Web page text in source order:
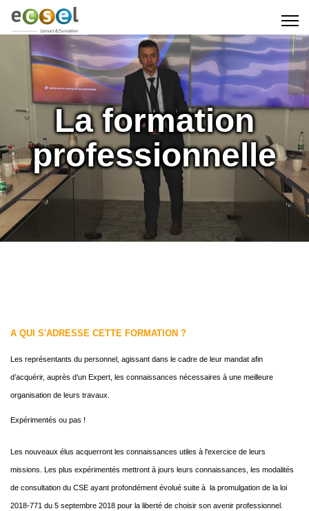
La formation
professionnelle
A QUI S'ADRESSE CETTE FORMATION ?
Les représentants du personnel, agissant dans le cadre de leur mandat afin
d’acquérir, auprès d’un Expert, les connaissances nécessaires à une meilleure
organisation de leurs travaux.
Expérimentés ou pas !
Les nouveaux élus acquerront les connaissances utiles à l'exercice de leurs
missions. Les plus expérimentés mettront à jours leurs connaissances, les modalités
de consultation du CSE ayant profondément évolué suite à la promulgation de la loi
2018-771 du 5 septembre 2018 pour la liberté de choisir son avenir professionnel.